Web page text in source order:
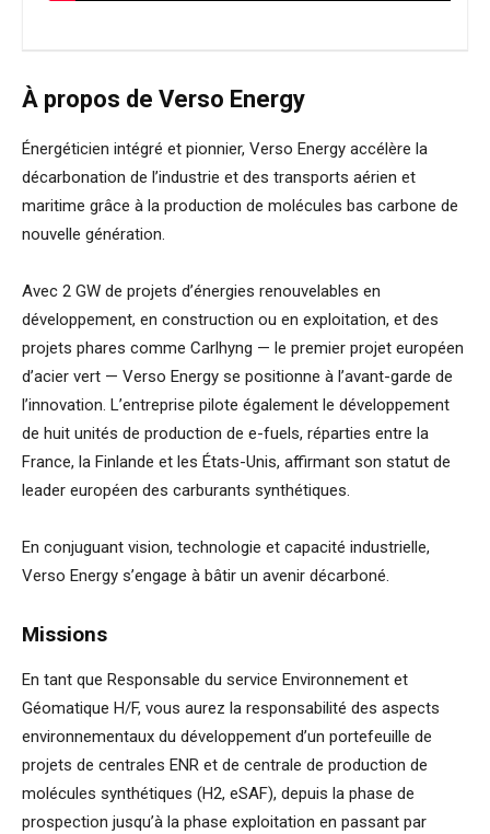
À propos de Verso Energy
Énergéticien intégré et pionnier, Verso Energy accélère la
décarbonation de l’industrie et des transports aérien et
maritime grâce à la production de molécules bas carbone de
nouvelle génération.
Avec 2 GW de projets d’énergies renouvelables en
développement, en construction ou en exploitation, et des
projets phares comme Carlhyng — le premier projet européen
d’acier vert — Verso Energy se positionne à l’avant-garde de
l’innovation. L’entreprise pilote également le développement
de huit unités de production de e-fuels, réparties entre la
France, la Finlande et les États-Unis, affirmant son statut de
leader européen des carburants synthétiques.
En conjuguant vision, technologie et capacité industrielle,
Verso Energy s’engage à bâtir un avenir décarboné.
Missions
En tant que Responsable du service Environnement et
Géomatique H/F, vous aurez la responsabilité des aspects
environnementaux du développement d’un portefeuille de
projets de centrales ENR et de centrale de production de
molécules synthétiques (H2, eSAF), depuis la phase de
prospection jusqu’à la phase exploitation en passant par